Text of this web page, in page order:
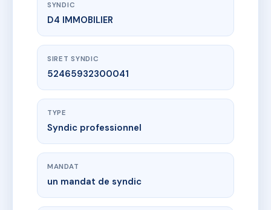
SYNDIC
D4 IMMOBILIER
SIRET SYNDIC
52465932300041
TYPE
Syndic professionnel
MANDAT
un mandat de syndic